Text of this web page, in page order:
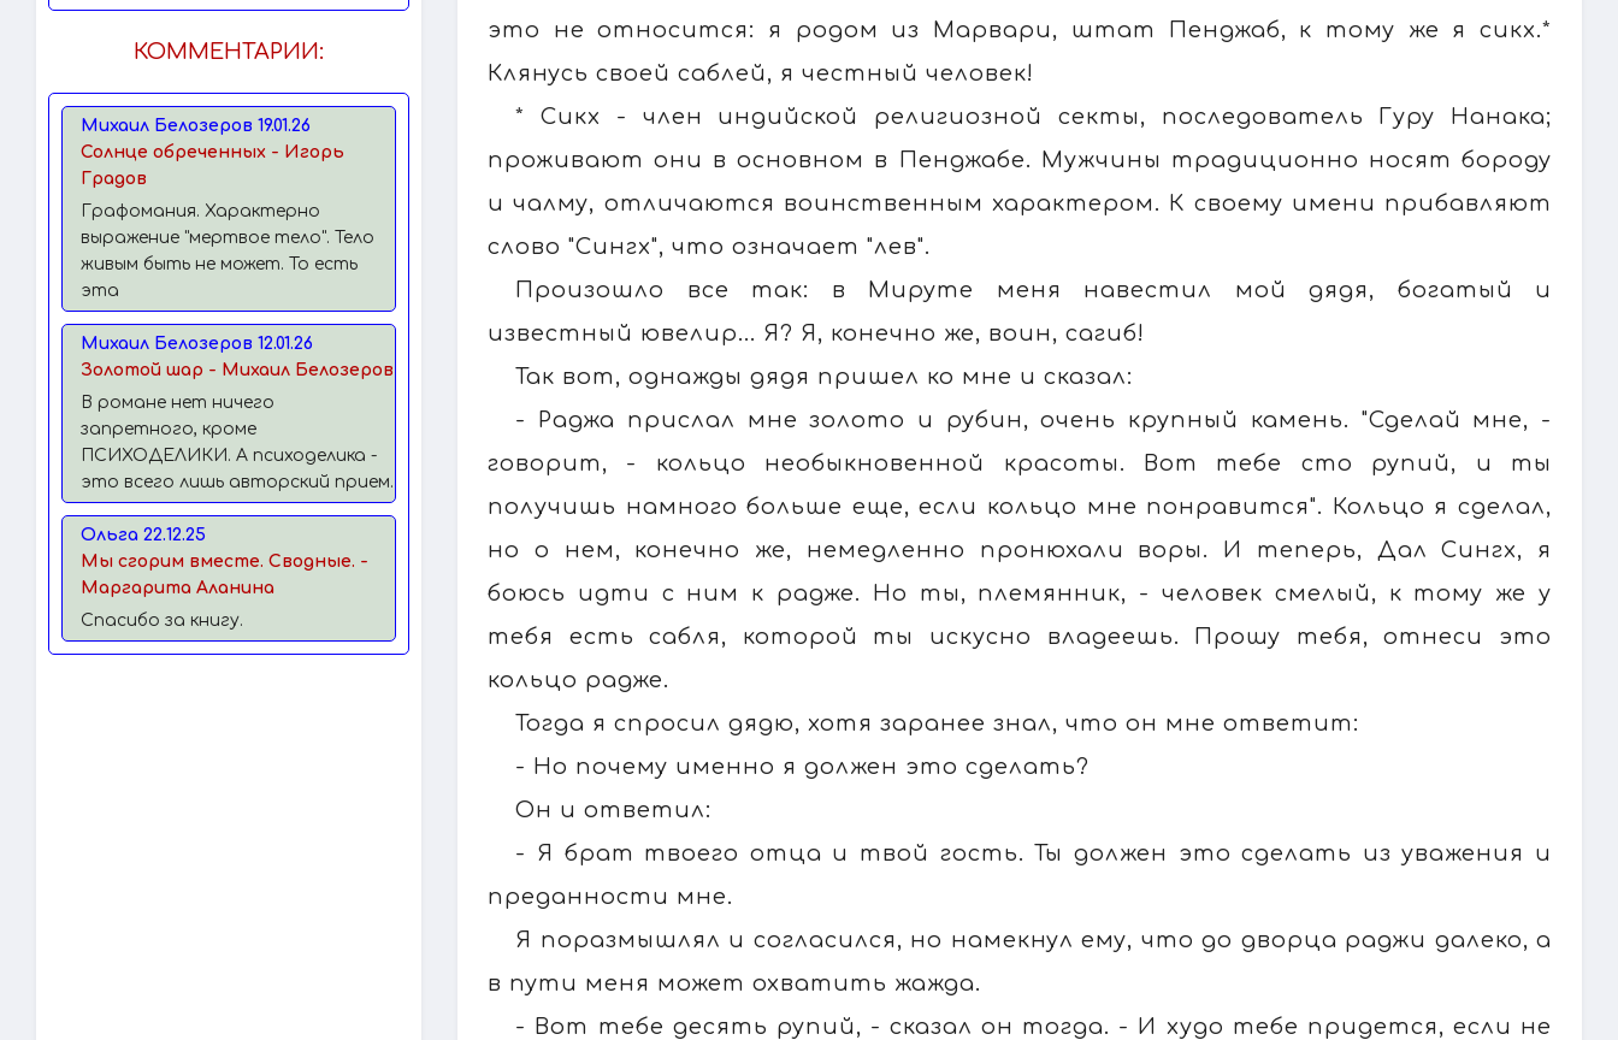
КОММЕНТАРИИ:
Михаил Белозеров 19.01.26
Солнце обреченных - Игорь
Градов
Графомания. Характерно
выражение "мертвое тело". Тело
живым быть не может. То есть
эта
Михаил Белозеров 12.01.26
Золотой шар - Михаил Белозеров
В романе нет ничего
запретного, кроме
ПСИХОДЕЛИКИ. А психоделика -
это всего лишь авторский прием.
Ольга 22.12.25
Мы сгорим вместе. Сводные. -
Маргарита Аланина
Спасибо за книгу.
это не относится: я родом из Марвари, штат Пенджаб, к тому же я сикх.*
Клянусь своей саблей, я честный человек!
* Сикх - член индийской религиозной секты, последователь Гуру Нанака;
проживают они в основном в Пенджабе. Мужчины традиционно носят бороду
и чалму, отличаются воинственным характером. К своему имени прибавляют
слово "Сингх", что означает "лев".
Произошло все так: в Мируте меня навестил мой дядя, богатый и
известный ювелир... Я? Я, конечно же, воин, сагиб!
Так вот, однажды дядя пришел ко мне и сказал:
- Раджа прислал мне золото и рубин, очень крупный камень. "Сделай мне, -
говорит, - кольцо необыкновенной красоты. Вот тебе сто рупий, и ты
получишь намного больше еще, если кольцо мне понравится". Кольцо я сделал,
но о нем, конечно же, немедленно пронюхали воры. И теперь, Дал Сингх, я
боюсь идти с ним к радже. Но ты, племянник, - человек смелый, к тому же у
тебя есть сабля, которой ты искусно владеешь. Прошу тебя, отнеси это
кольцо радже.
Тогда я спросил дядю, хотя заранее знал, что он мне ответит:
- Но почему именно я должен это сделать?
Он и ответил:
- Я брат твоего отца и твой гость. Ты должен это сделать из уважения и
преданности мне.
Я поразмышлял и согласился, но намекнул ему, что до дворца раджи далеко, а
в пути меня может охватить жажда.
- Вот тебе десять рупий, - сказал он тогда. - И худо тебе придется, если не